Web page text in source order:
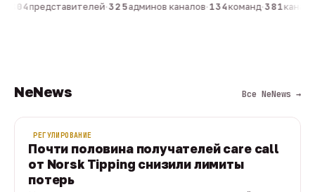
804представителей·325админов каналов·134команд·381
NeNews Все NeNews →
РЕГУЛИРОВАНИЕ
Почти половина получателей care call
от Norsk Tipping снизили лимиты
потерь